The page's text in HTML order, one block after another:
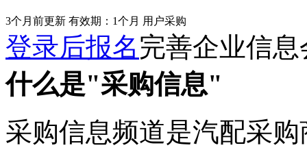
3个月前更新 有效期：1个月 用户采购
登录后报名完善企业信
什么是"采购信息"
采购信息频道是汽配采